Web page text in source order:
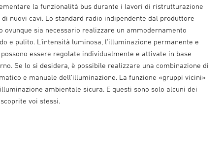
la funzionalità bus durante i lavori di ristrutturazione
di nuovi cavi. Lo standard radio indipendente dal produttore
ovunque sia necessario realizzare un ammodernamento
e pulito. L’intensità luminosa, l’illuminazione permanente e
essere regolate individualmente e attivate in base
Se lo si desidera, è possibile realizzare una combinazione di
e manuale dell’illuminazione. La funzione «gruppi vicini»
ambientale sicura. E questi sono solo alcuni dei
voi stessi.